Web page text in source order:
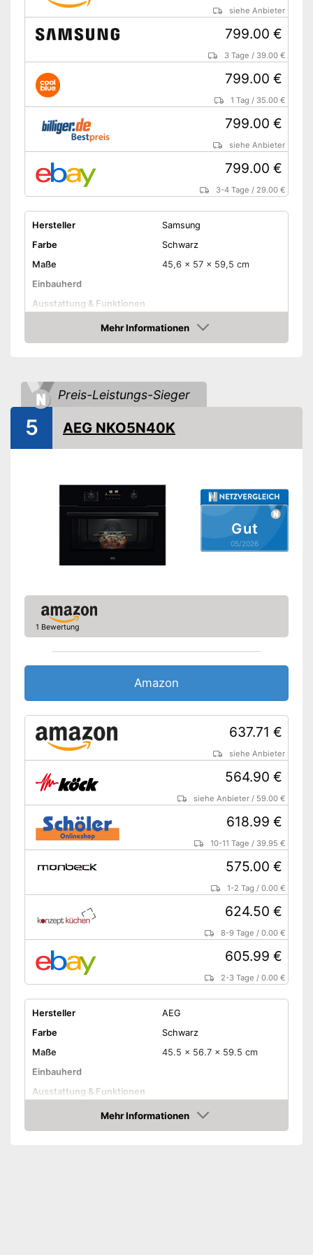
Einfache Reinigung dank der
Amazon Lieferzeit
siehe Anbieter
799.00 €
3 Tage / 39.00 €
799.00 €
1 Tag / 35.00 €
799.00 €
siehe Anbieter
799.00 €
3-4 Tage / 29.00 €
Hersteller
Samsung
Farbe
Schwarz
Maße
45,6 x 57 x 59,5 cm
Einbauherd
Ausstattung & Funktionen
Fassungsvermögen Ofen
50 l
Mikrowellenfunktion
Selbstreinigungsfunktion
Zubehör
Backblech
Effizienz und Verbrauch
Temperatur maximal
Energieeffizienzklasse
A+
Vorteile
zusätzlichen Schutz
Mehr Informationen
Amazon
Preis-Leistungs-Sieger
Gut
05/2026
5 AEG NKO5N40K
1 Bewertung
Amazon
637.71 €
siehe Anbieter
564.90 €
siehe Anbieter / 59.00 €
618.99 €
10-11 Tage / 39.95 €
575.00 €
1-2 Tag /0.00 €
624.50 €
8-9 Tage /0.00 €
605.99 €
2-3 Tage /0.00 €
Hersteller
AEG
Farbe
Schwarz
Maße
45.5 x 56.7 x 59.5 cm
Einbauherd
Ausstattung & Funktionen
Mehr Informationen
Amazon